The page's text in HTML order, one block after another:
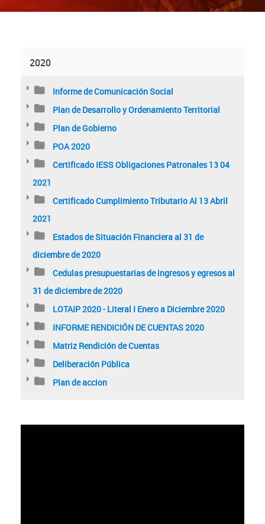
2020
Informe de Comunicación Social
Plan de Desarrollo y Ordenamiento Territorial
Plan de Gobierno
POA 2020
Certificado IESS Obligaciones Patronales 13 04
2021
Certificado Cumplimiento Tributario Al 13 Abril
2021
Estados de Situación Financiera al 31 de
diciembre de 2020
Cedulas presupuestarias de ingresos y egresos al
31 de diciembre de 2020
LOTAIP 2020 - Literal I Enero a Diciembre 2020
INFORME RENDICIÓN DE CUENTAS 2020
Matriz Rendición de Cuentas
Deliberación Pública
Plan de accion